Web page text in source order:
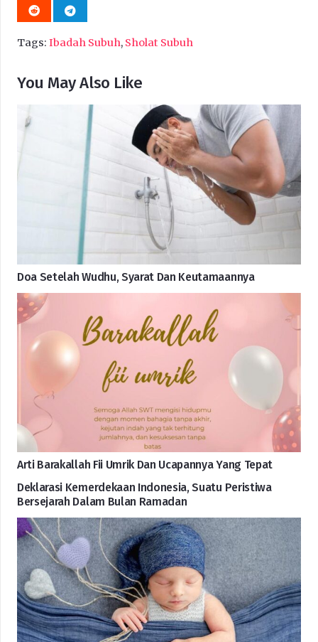
Tags: Ibadah Subuh, Sholat Subuh
You May Also Like
Doa Setelah Wudhu, Syarat Dan Keutamaannya
Arti Barakallah Fii Umrik Dan Ucapannya Yang Tepat
Deklarasi Kemerdekaan Indonesia, Suatu Peristiwa
Bersejarah Dalam Bulan Ramadan